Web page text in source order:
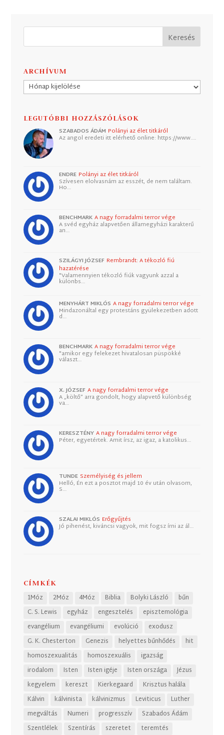
ARCHÍVUM
Archívum
LEGUTÓBBI HOZZÁSZÓLÁSOK
SZABADOS ÁDÁM Polányi az élet titkáról
Az angol eredeti itt elérhető online: https://www.…
ENDRE Polányi az élet titkáról
Szívesen elolvasnám az esszét, de nem találtam.
Ho…
BENCHMARK A nagy forradalmi terror vége
A svéd egyház alapvetően államegyházi karakterű
an…
SZILÁGYI JÓZSEF Rembrandt: A tékozló fiú
hazatérése
"Valamennyien tékozló fiúk vagyunk azzal a
különbs…
MENYHÁRT MIKLÓS A nagy forradalmi terror vége
Mindazonáltal egy protestáns gyülekezetben adott
d…
BENCHMARK A nagy forradalmi terror vége
"amikor egy felekezet hivatalosan püspökké
választ…
X. JÓZSEF A nagy forradalmi terror vége
A „költő” arra gondolt, hogy alapvető különbség
va…
KERESZTÉNY A nagy forradalmi terror vége
Péter, egyetértek. Amit írsz, az igaz, a katolikus…
TUNDE Személyiség és jellem
Helló, Én ezt a posztot majd 10 év után olvasom,
S…
SZALAI MIKLÓS Erőgyűjtés
Jó pihenést, kiváncsi vagyok, mit fogsz írni az ál…
CÍMKÉK
1Móz 2Móz 4Móz Biblia Bolyki László
bűn
C. S. Lewis
egyház engesztelés
episztemológia
evangélium
evangéliumi evolúció
exodusz
G. K. Chesterton
Genezis helyettes bűnhődés
hit
homoszexualitás
homoszexuális
igazság
irodalom
Isten Isten igéje Isten országa
Jézus
kegyelem
kereszt Kierkegaard
Krisztus halála
Kálvin
kálvinista kálvinizmus Leviticus
Luther
megváltás
Numeri progresszív
Szabados Ádám
Szentlélek
Szentírás szeretet teremtés